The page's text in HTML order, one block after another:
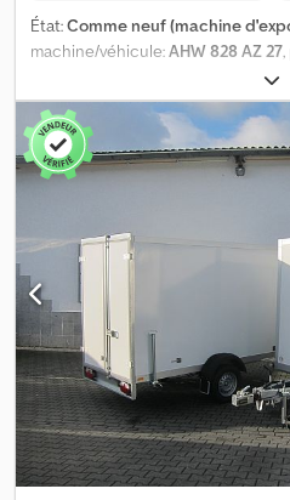
État:Comme neuf (machine
machine/véhicule:AHW 828 AZ 27
ANHÄNGERWIRTZ, le marché en
nouvelle remorque, propose des
emporter directement après
Plus de 850 remorques neuves en
d’occasion toujours disponibles -
versions courantes avec un vaste
Exemple sans engagement :
401x185x205 cm, 2700 kg, freinée,
châssis en V, structure en
avec verrou à tige tournante, rail
anneaux d’arrimage coulissants,
commande par téléphone : du
12h30 et de 14h00 à 18h00 Ou
TrailerShop Les images et la
publicitaire sont protégées par le
protégés par la législation sur les